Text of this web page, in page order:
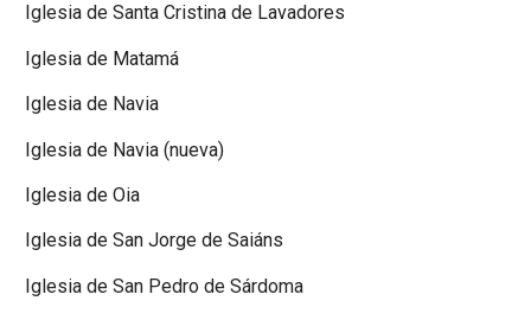
Iglesia de Santa Cristina de Lavadores
Iglesia de Matamá
Iglesia de Navia
Iglesia de Navia (nueva)
Iglesia de Oia
Iglesia de San Jorge de Saiáns
Iglesia de San Pedro de Sárdoma